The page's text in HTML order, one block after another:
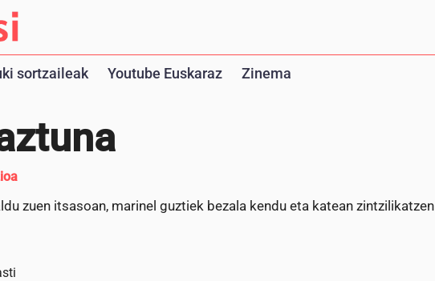
sortzaileak Youtube Euskaraz Zinema
zuen itsasoan, marinel guztiek bezala kendu eta katean zintzilikatzen